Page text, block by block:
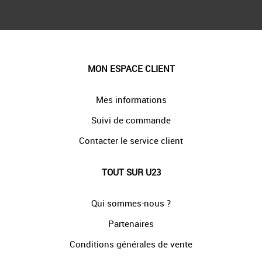
MON ESPACE CLIENT
Mes informations
Suivi de commande
Contacter le service client
TOUT SUR U23
Qui sommes-nous ?
Partenaires
Conditions générales de vente